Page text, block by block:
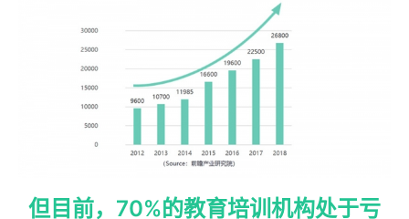
但目前，70%的教育培训机构处于亏